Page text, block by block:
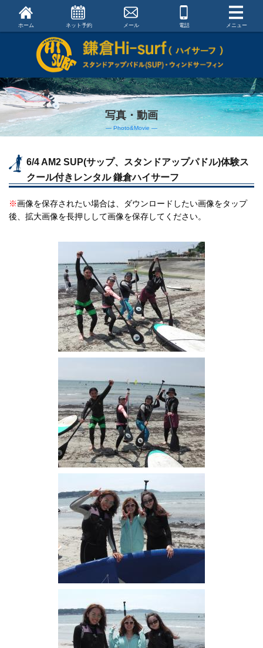
ホーム ネット予約 メール 電話 メニュー
写真・動画
― Photo&Movie ―
6/4 AM2 SUP(サップ、スタンドアップパドル)体験ス
クール付きレンタル 鎌倉ハイサーフ
※画像を保存されたい場合は、ダウンロードしたい画像をタップ
後、拡大画像を長押しして画像を保存してください。